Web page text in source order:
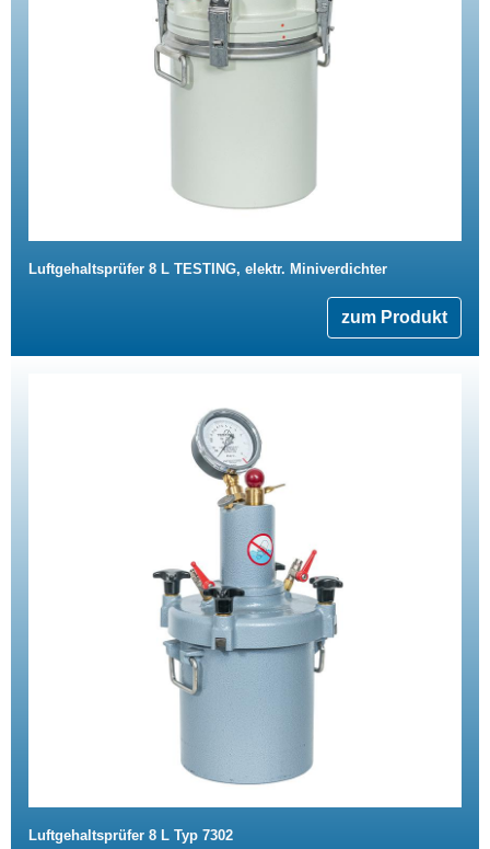
Luftgehaltsprüfer 8 L TESTING, elektr. Miniverdichter
zum Produkt
Luftgehaltsprüfer 8 L Typ 7302